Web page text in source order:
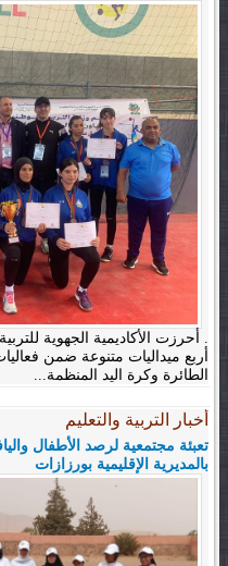
. أحرزت الأكاديمية الجهوية
أربع ميداليات متنوعة ضمن
الطائرة وكرة اليد المنظمة...
أخبار التربية والتعليم
تعبئة مجتمعية لرصد الأطفال
بالمديرية الإقليمية بورزازات